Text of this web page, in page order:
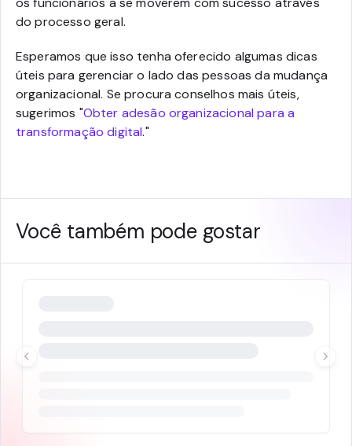
do processo geral.
Esperamos que isso tenha oferecido algumas dicas
úteis para gerenciar o lado das pessoas da mudança
organizacional. Se procura conselhos mais úteis,
sugerimos "Obter adesão organizacional para a
transformação digital."
Você também pode gostar